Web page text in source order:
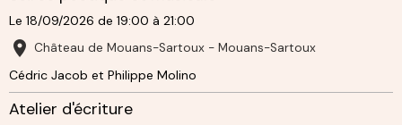
Le 18/09/2026 de 19:00 à 21:00
Château de Mouans-Sartoux - Mouans-Sartoux
Cédric Jacob et Philippe Molino
Atelier d'écriture